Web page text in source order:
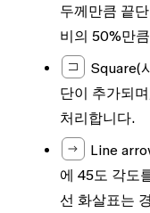
두께만큼 끝
비의 50%만
Square(
단이 추가되
처리합니다.
Line
에 45도 각도
선 화살표는